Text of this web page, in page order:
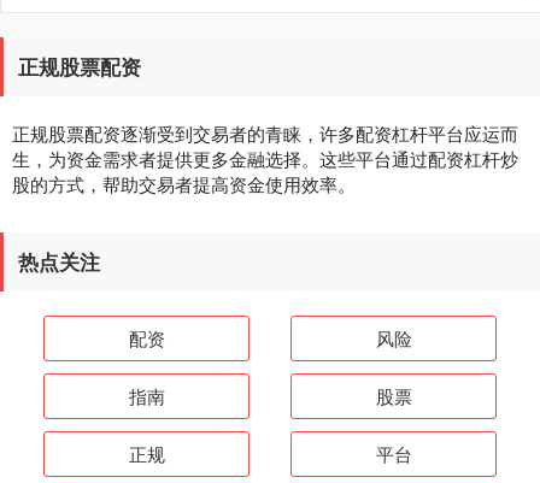
正规股票配资
正规股票配资逐渐受到交易者的青睐，许多配资杠杆平台应运而
生，为资金需求者提供更多金融选择。这些平台通过配资杠杆炒
股的方式，帮助交易者提高资金使用效率。
热点关注
配资 风险
指南 股票
正规 平台